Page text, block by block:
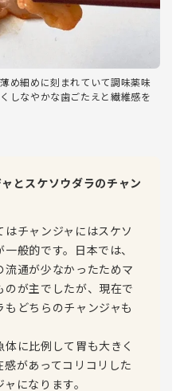
め細めに刻まれていて調味薬味
しなやかな歯ごたえと繊維感を
とスケソウダラのチャン
チャンジャにはスケソ
般的です。日本では、
通が少なかったためマ
が主でしたが、現在で
どちらのチャンジャも
体に比例して胃も大きく
があってコリコリした
になります。